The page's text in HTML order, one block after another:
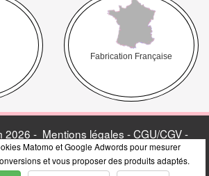
Matomo et Google Adwords pour mesurer
et vous proposer des produits adaptés.
Fabrication Française
2026 - Mentions légales - CGU/CGV -
-Avis Clients & Presse-Blog